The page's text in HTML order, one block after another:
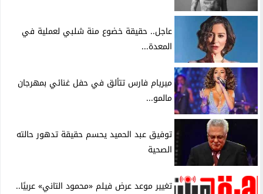
عاجل.. حقيقة خضوع منة شلبي لعملية في
المعدة...
ميريام فارس تتألق في حفل غنائي بمهرجان
مالمو...
توفيق عبد الحميد يحسم حقيقة تدهور حالته
الصحية
تغيير موعد عرض فيلم «محمود التاني» عربيًا..